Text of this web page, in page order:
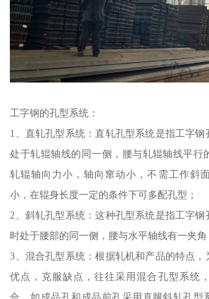
工字钢的孔型系统：
1、直轧孔型系统：直轧孔型系统是指工字
处于轧辊轴线的同一侧，腰与轧辊轴线平行
轧辊轴向力小，轴向窜动小，不需工作斜
小，在辊身长度一定的条件下可多配孔型；
2、斜轧孔型系统：这种孔型系统是指工字钢
时处于腰部的同一侧，腰与水平轴线有一夹角
3、混合孔型系统：根据轧机和产品的特点
优点，克服缺点，往往采用混合孔型系统
合。如成品孔和成品前孔采用直腿斜轧孔型